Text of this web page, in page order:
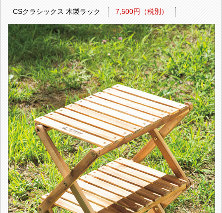
CSクラシックス 木製ラック 7,500円（税別）